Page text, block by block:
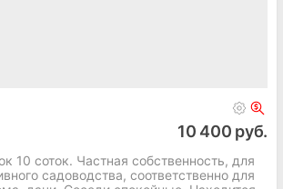
10 400 руб.
10 соток. Частная собственность, для
садоводства, соответственно для